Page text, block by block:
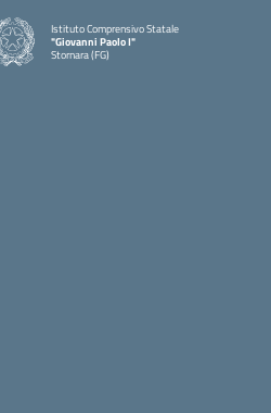
Istituto Comprensivo Statale
"Giovanni Paolo I"
Stornara (FG)